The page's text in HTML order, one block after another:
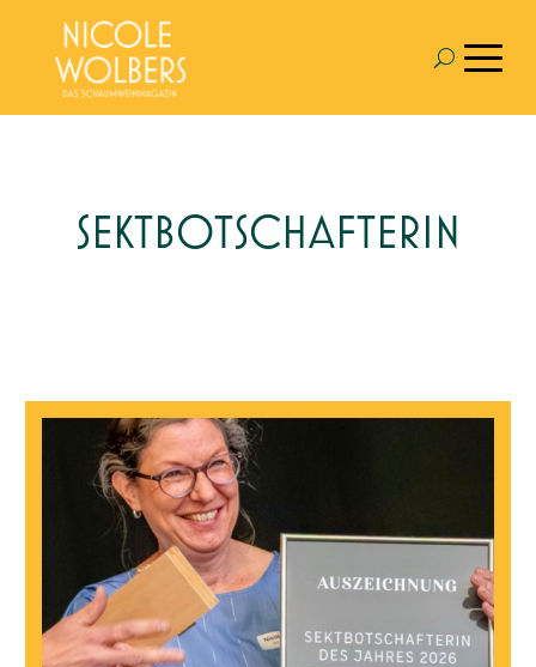
SEKTBOTSCHAFTERIN